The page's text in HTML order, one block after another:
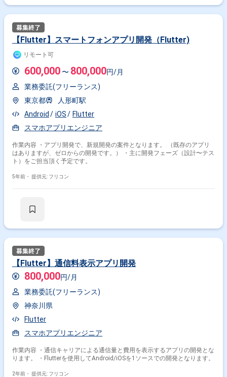
【Flutter】スマートフォンアプリ開発（Flutter)
リモート可
600,000 〜 800,000円/月
業務委託(フリーランス)
東京都
人形町駅
Android
iOS
Flutter
スマホアプリエンジニア
作業内容 ・アプリ開発で、新規開発の案件となります。 （既存のアプリ
はありますが、ゼロからの開発です。） ・主に開発フェーズ（設計〜テス
ト）をご担当頂く予定です。
5年前・ 提供元: フリコン
【Flutter】通信料表示アプリ開発
800,000円/月
業務委託(フリーランス)
神奈川県
Flutter
スマホアプリエンジニア
作業内容 ・通信キャリアによる通信量と費用を表示するアプリの開発とな
ります。 ・Flutterを使用してAndroid/iOSを1ソースでの開発となります。
2年前・ 提供元: フリコン